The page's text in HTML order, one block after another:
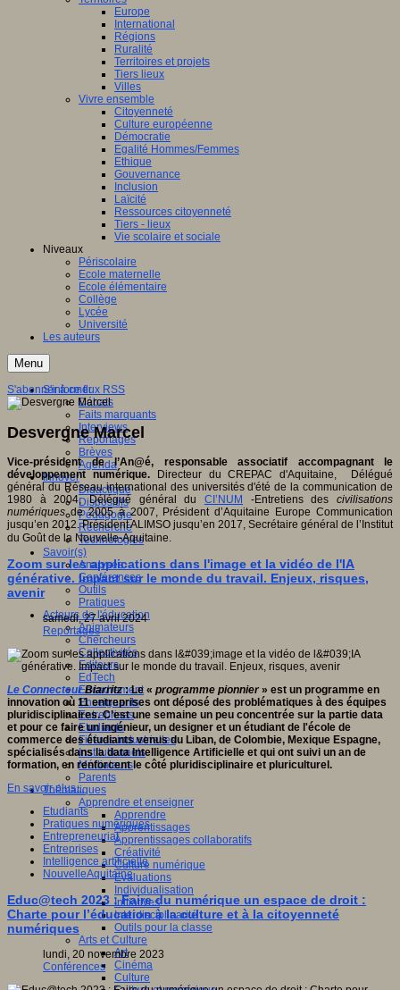
Europe
International
Régions
Ruralité
Territoires et projets
Tiers lieux
Villes
Vivre ensemble
Citoyenneté
Culture européenne
Démocratie
Egalité Hommes/Femmes
Ethique
Gouvernance
Inclusion
Laïcité
Ressources citoyenneté
Tiers - lieux
Vie scolaire et sociale
Niveaux
Périscolaire
Ecole maternelle
Ecole élémentaire
Collège
Lycée
Université
Les auteurs
Menu
S'informer
Débats
Faits marquants
Interviews
Reportages
Brèves
Agenda
Innover
Didactique
Dispositifs
Pédagogie
Recherche
Technologies
Savoir(s)
Analyses
Conférences
Outils
Pratiques
Acteurs de l'éducation
Animateurs
Chercheurs
Collectivités
Editeurs
EdTech
Encadrement
Enseignants
Entreprises
Etudiants
Filières industrielles
Institutionnels
Médiateurs
Parents
Thématiques
Apprendre et enseigner
Apprendre
Apprentissages
Apprentissages collaboratifs
Créativité
Culture numérique
Evaluations
Individualisation
Initiatives
Interdisciplinarité
Outils pour la classe
Arts et Culture
Art
Cinéma
Culture
S'abonner à ce flux RSS
Desvergne Marcel
Vice-président de l’An@é, responsable associatif accompagnant le
développement numérique.Directeur du CREPAC d'Aquitaine, Délégué
général du Réseau international des universités d'été de la communication de
1980 à 2004, Délégué général du CI’NUM -Entretiens des civilisations
numériquesde 2005 à 2007, Président d’Aquitaine Europe Communication
jusqu’en 2012. Président ALIMSO jusqu’en 2017, Secrétaire général de l’Institut
du Goût de la Nouvelle-Aquitaine.
Zoom sur les applications dans l'image et la vidéo de l'IA
générative. Impact sur le monde du travail. Enjeux, risques,
avenir
samedi, 27 avril 2024
Reportages
Le ConnecteurBiarritz: Le « programme pionnier » est un programme en
innovation où 11 entreprises ont déposé des problématiques à des équipes
pluridisciplinaires. C’est une semaine un peu concentrée sur la partie data
et pour ce faire un ingénieur, un designer et un étudiant de l'école de
commerce des étudiants venus du Liban, de Colombie, Mexique Espagne,
spécialisés dans la data Intelligence Artificielle et qui ont suivi un an de
formation, en renforcent le côté pluridisciplinaire et pluriculturel.
En savoir plus...
Etudiants
Pratiques numériques
Entrepreneuriat
Entreprises
Intelligence artificielle
NouvelleAquitaine
Educ@tech 2023 : Faire du numérique un espace de droit :
Charte pour l’éducation à la culture et à la citoyenneté
numériques
lundi, 20 novembre 2023
Conférences